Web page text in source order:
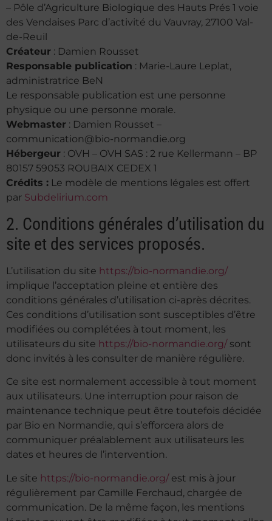
– Pôle d’Agriculture Biologique des Hauts Prés 1 voie
des Vendaises Parc d’activité du Vauvray, 27100 Val-
de-Reuil
Créateur : Damien Rousset
Responsable publication : Marie-Laure Leplat,
administratrice BeN
Le responsable publication est une personne
physique ou une personne morale.
Webmaster : Damien Rousset –
communication@bio-normandie.org
Hébergeur : OVH – OVH SAS : 2 rue Kellermann – BP
80157 59053 ROUBAIX CEDEX 1
Crédits : Le modèle de mentions légales est offert
par Subdelirium.com
2. Conditions générales d’utilisation du
site et des services proposés.
L’utilisation du site https://bio-normandie.org/
implique l’acceptation pleine et entière des
conditions générales d’utilisation ci-après décrites.
Ces conditions d’utilisation sont susceptibles d’être
modifiées ou complétées à tout moment, les
utilisateurs du site https://bio-normandie.org/sont
donc invités à les consulter de manière régulière.
Ce site est normalement accessible à tout moment
aux utilisateurs. Une interruption pour raison de
maintenance technique peut être toutefois décidée
par Bio en Normandie, qui s’efforcera alors de
communiquer préalablement aux utilisateurs les
dates et heures de l’intervention.
Le site https://bio-normandie.org/est mis à jour
régulièrement par Camille Ferchaud, chargée de
communication. De la même façon, les mentions